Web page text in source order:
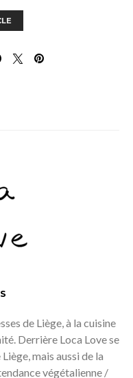
de Liège, à la cuisine
Derrière Loca Love se
mais aussi de la
végétalienne /